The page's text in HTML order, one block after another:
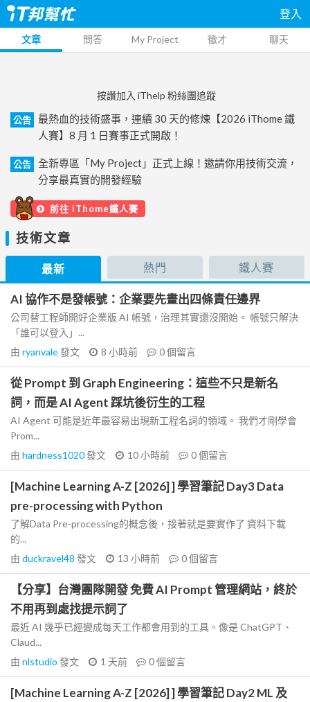
登入
文章 問答 My Project 徵才 聊天
按讚加入 iThelp 粉絲團追蹤
公告
最熱血的技術盛事，連續 30 天的修煉【2026 iThome 鐵
人賽】8 月 1 日賽事正式開啟！
公告
全新專區「My Project」正式上線！邀請你用技術交流，
分享最真實的開發經驗
前往 iThome鐵人賽
技術文章
最新 熱門 鐵人賽
AI 協作不是發帳號：企業要先畫出四條責任邊界
公司替工程師開好企業版 AI 帳號，治理其實還沒開始。 帳號只解決
「誰可以登入」...
由 ryanvale發文 8 小時前 0個留言
從 Prompt 到 Graph Engineering：這些不只是新名
詞，而是 AI Agent 踩坑後衍生的工程
AI Agent 可能是近年最容易出現新工程名詞的領域。 我們才剛學會
Prom...
由 hardness1020發文 10 小時前 0個留言
[Machine Learning A-Z [2026] ] 學習筆記 Day3 Data
pre-processing with Python
了解Data Pre-processing的概念後，接著就是要實作了 資料下載
的...
由 duckravel48 發文 13 小時前 0個留言
【分享】台灣團隊開發 免費 AI Prompt 管理網站，終於
不用再到處找提示詞了
最近 AI 幾乎已經變成每天工作都會用到的工具。像是 ChatGPT、
Claud...
由 nlstudio 發文 1 天前 0個留言
[Machine Learning A-Z [2026] ] 學習筆記 Day2 ML 及